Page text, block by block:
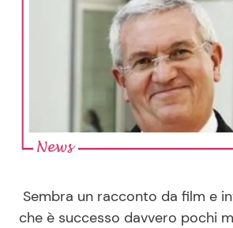
News Spettacolo
Mondo Mamma Le
Sembra un racconto da film e
che è successo davvero pochi